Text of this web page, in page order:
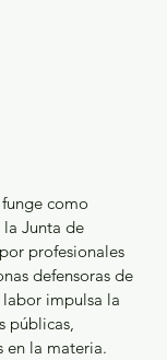
como
Junta de
profesionales
defensoras de
labor impulsa la
públicas,
en la materia.